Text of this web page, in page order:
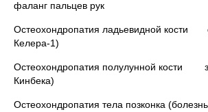
фаланг пальцев рук
Остеохондропатия ладьевидной кости
Келера-1)
Остеохондропатия полулунной кости
Кинбека)
Остеохондропатия тела позконка